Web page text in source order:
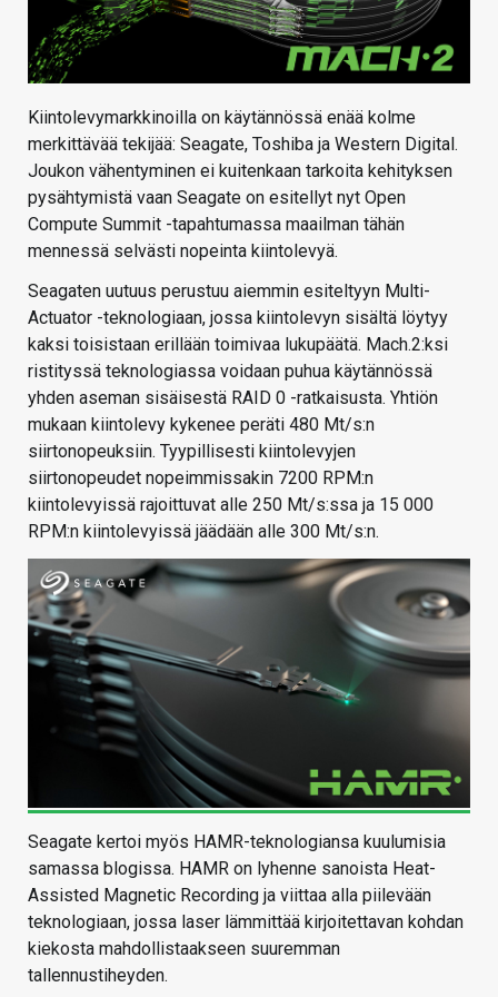
Kiintolevymarkkinoilla on käytännössä enää kolme
merkittävää tekijää: Seagate, Toshiba ja Western Digital.
Joukon vähentyminen ei kuitenkaan tarkoita kehityksen
pysähtymistä vaan Seagate on esitellyt nyt Open
Compute Summit -tapahtumassa maailman tähän
mennessä selvästi nopeinta kiintolevyä.
Seagaten uutuus perustuu aiemmin esiteltyyn Multi-
Actuator -teknologiaan, jossa kiintolevyn sisältä löytyy
kaksi toisistaan erillään toimivaa lukupäätä. Mach.2:ksi
ristityssä teknologiassa voidaan puhua käytännössä
yhden aseman sisäisestä RAID 0 -ratkaisusta. Yhtiön
mukaan kiintolevy kykenee peräti 480 Mt/s:n
siirtonopeuksiin. Tyypillisesti kiintolevyjen
siirtonopeudet nopeimmissakin 7200 RPM:n
kiintolevyissä rajoittuvat alle 250 Mt/s:ssa ja 15 000
RPM:n kiintolevyissä jäädään alle 300 Mt/s:n.
Seagate kertoi myös HAMR-teknologiansa kuulumisia
samassa blogissa. HAMR on lyhenne sanoista Heat-
Assisted Magnetic Recording ja viittaa alla piilevään
teknologiaan, jossa laser lämmittää kirjoitettavan kohdan
kiekosta mahdollistaakseen suuremman
tallennustiheyden.